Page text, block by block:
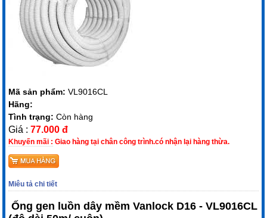
Mã sản phẩm:VL9016CL
Hãng:
Tình trạng:Còn hàng
Giá :77.000 đ
Khuyến mãi : Giao hàng tại chân công trình.có nhận lại hàng thừa.
Miêu tả chi tiết
Ống gen luồn dây mềm Vanlock D16 - VL9016CL